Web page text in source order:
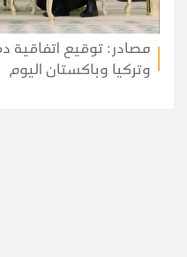
مصادر: توقيع اتفاقية
وتركيا وباكستان اليوم